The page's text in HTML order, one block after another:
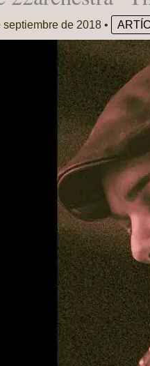
septiembre de 2018 •